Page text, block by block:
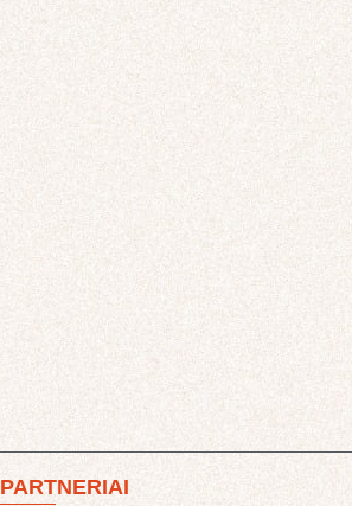
PARTNERIAI